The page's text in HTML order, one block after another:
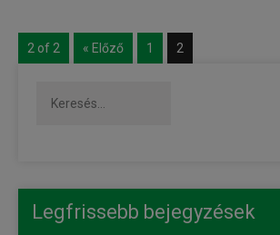
2 of 2 « Előző 1 2
Legfrissebb bejegyzések